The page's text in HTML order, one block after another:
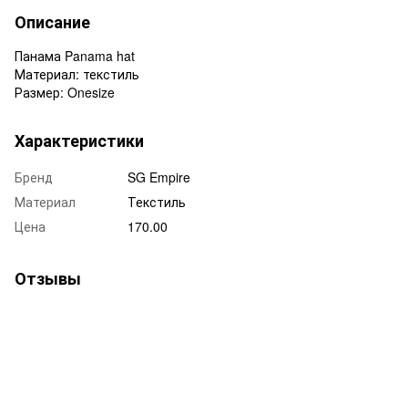
Описание
Панама Panama hat
Материал: текстиль
Размер: Onesize
Характеристики
Бренд
SG Empire
Материал
Текстиль
Цена
170.00
Отзывы